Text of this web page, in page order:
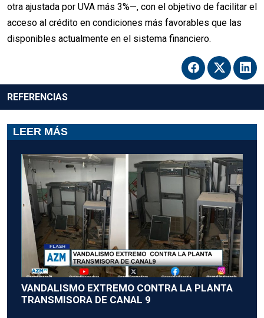
otra ajustada por UVA más 3%—, con el objetivo de facilitar el
acceso al crédito en condiciones más favorables que las
disponibles actualmente en el sistema financiero.
REFERENCIAS
LEER MÁS
VANDALISMO EXTREMO CONTRA LA PLANTA
TRANSMISORA DE CANAL 9